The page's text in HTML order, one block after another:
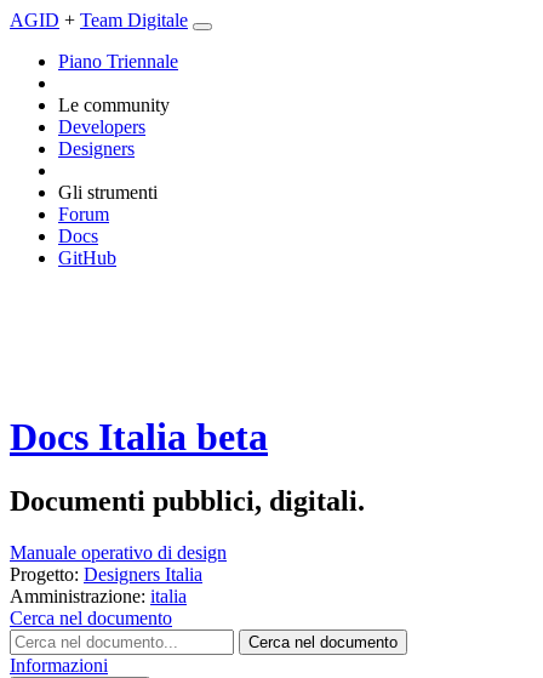
AGID + Team Digitale
Piano Triennale
Le community
Developers
Designers
Gli strumenti
Forum
Docs
GitHub
Docs Italia beta
Documenti pubblici, digitali.
Manuale operativo di design
Progetto: Designers Italia
Amministrazione: italia
Cerca nel documento
Cerca nel documento
Informazioni